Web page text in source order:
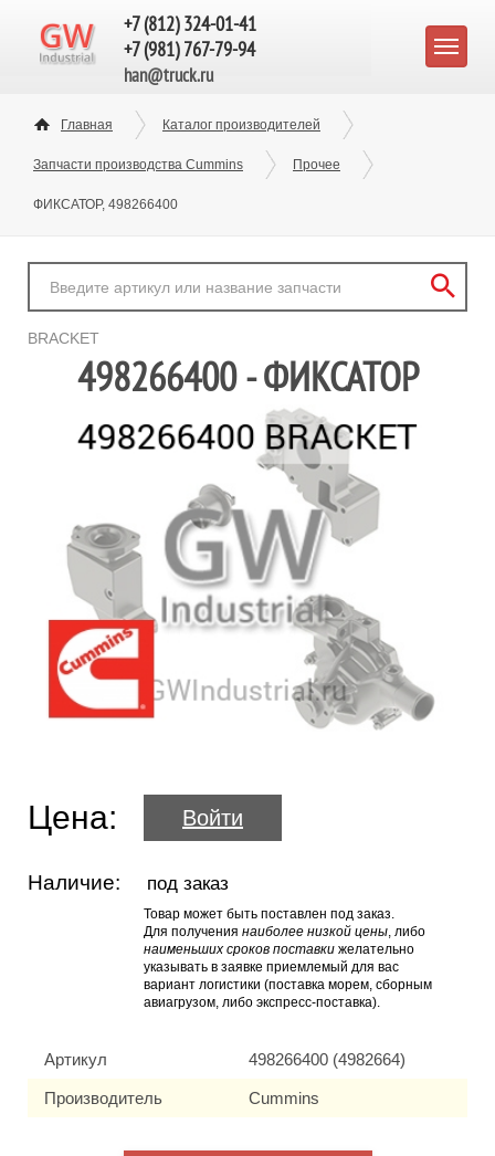
+7 (812) 324-01-41
+7 (981) 767-79-94
han@truck.ru
Главная Каталог производителей
Запчасти производства Cummins Прочее
ФИКСАТОР, 498266400
BRACKET
498266400 - ФИКСАТОР
Цена: Войти
Наличие: под заказ
Товар может быть поставлен под заказ.
Для получения наиболее низкой цены, либо
наименьших сроков поставки желательно
указывать в заявке приемлемый для вас
вариант логистики (поставка морем, сборным
авиагрузом, либо экспресс-поставка).
Артикул 498266400 (4982664)
Производитель Cummins